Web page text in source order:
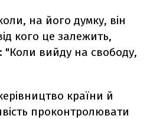
на його думку, він
кого це залежить,
"Коли вийду на свободу,
країни й
проконтролювати